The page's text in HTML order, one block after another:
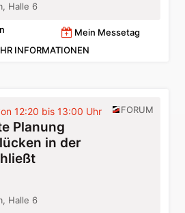
Halle 6
Mein Messetag
INFORMATIONEN
12:20 bis 13:00 Uhr
Planung
in der
Halle 6
FORUM